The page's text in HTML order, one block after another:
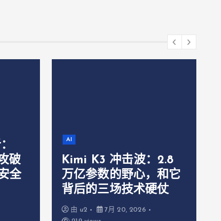
破
全
AI
Kimi K3 冲击波：2.8
万亿参数的野心，和它
背后的三场技术硬仗
由 u2
7月 20, 2026